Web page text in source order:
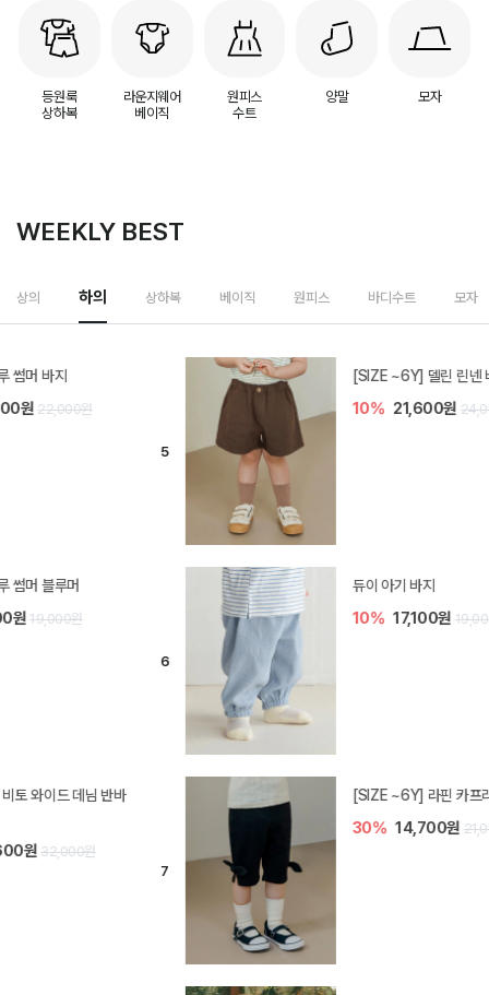
등원룩
상하복
라운지웨어
베이직
원피스
수트
양말 모자
WEEKLY BEST
상의 하의 상하복 베이직 원피스 바디수트 모자
[SIZE ~6Y] 델린 린넨 바지
10% 21,600원 24,000원
듀이 아기 바지
10% 17,100원 19,000원
[SIZE ~6Y] 라핀 카프리 팬츠
30% 14,700원 21,000원